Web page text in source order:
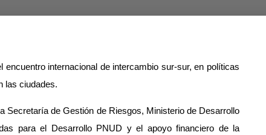
internacional de intercambio sur-sur, en políticas
las ciudades.
Secretaría de Gestión de Riesgos, Ministerio de Desarrollo
para el Desarrollo PNUD y el apoyo financiero de la